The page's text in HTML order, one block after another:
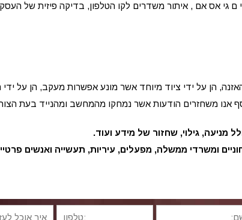
גי אס אם , איתור משדרים לקו הטלפון, בדיקה פיזית של
הן על ידי ציוד מיוחד אשר מונע אפשרות מעקב, הן על ידי
אנו משחזרים הודעות אשר נמחקו מהמחשב ומהנייד בעת
מניעה, גילוי, שחזור של מידע ועוד.
ומשרדי ממשלה, מפעלים, עיריות, תעשייה ואנשים